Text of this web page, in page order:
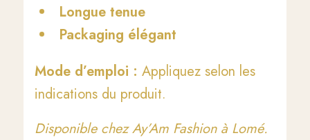
Longue tenue
Packaging élégant
Mode d’emploi : Appliquez selon les
indications du produit.
Disponible chez Ay’Am Fashion à Lomé.